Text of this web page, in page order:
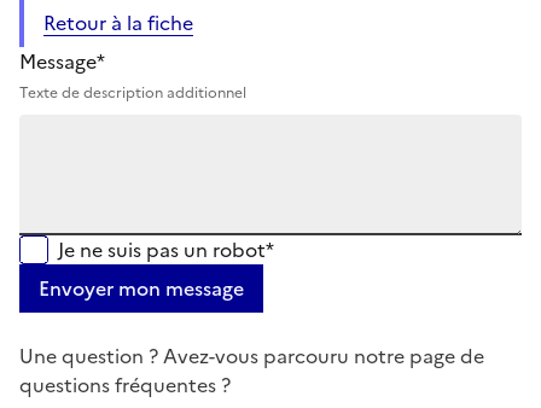
Retour à la fiche
Message*
Texte de description additionnel
Je ne suis pas un robot*
Envoyer mon message
Une question ? Avez-vous parcouru notre page de
questions fréquentes ?